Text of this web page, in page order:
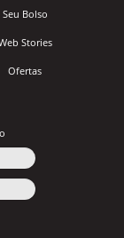
Seu Bolso
Stories
Ofertas